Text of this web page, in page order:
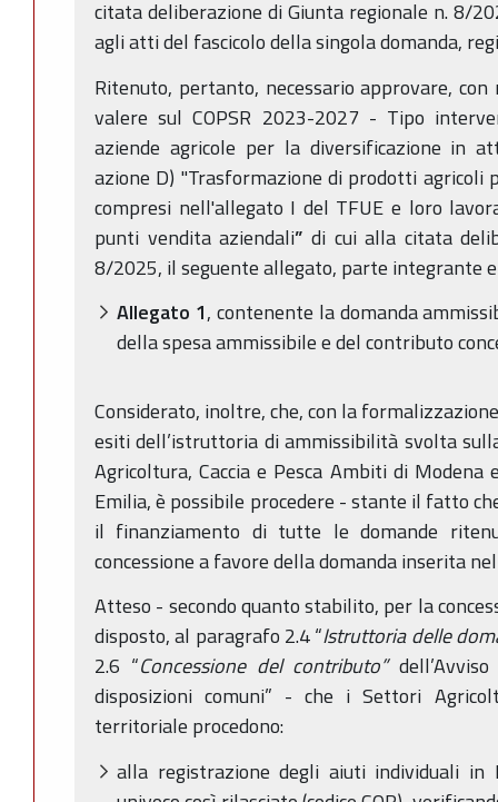
citata deliberazione di Giunta regionale n. 8/
agli atti del fascicolo della singola domanda,
Ritenuto, pertanto, necessario approvare,
valere sul COPSR 2023-2027 - Tipo
aziende agricole per la diversificazione in
azione D) "Trasformazione di prodotti
compresi nell'allegato I del TFUE e loro
punti vendita aziendali” di cui alla citata
8/2025, il seguente allegato, parte integrante
Allegato 1, contenente la domanda
della spesa ammissibile e del contributo
Considerato, inoltre, che, con la
esiti dell’istruttoria di ammissibilità svolta
Agricoltura, Caccia e Pesca Ambiti di Modena
Emilia, è possibile procedere - stante il fatto
il finanziamento di tutte le domande
concessione a favore della domanda inserita
Atteso - secondo quanto stabilito, per la
disposto, al paragrafo 2.4 “Istruttoria delle
2.6 “Concessione del contributo”
disposizioni comuni” - che i Settori
territoriale procedono:
alla registrazione degli aiuti individuali in